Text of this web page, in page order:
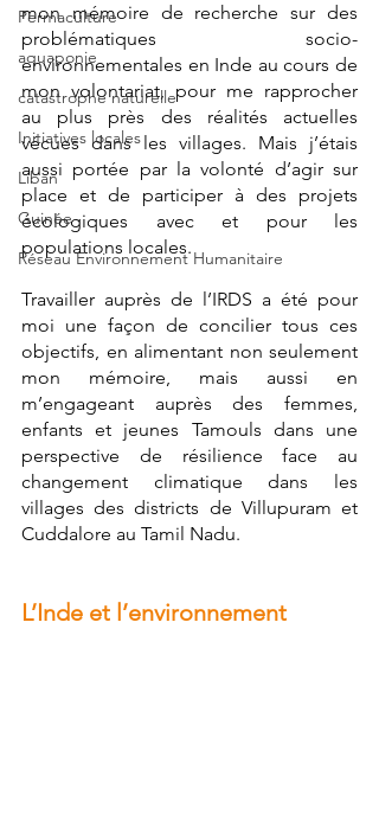
Permaculture
aquaponie
catastrophe naturelle
Initiatives locales
Liban
Guinée
Réseau Environnement Humanitaire
mon mémoire de recherche sur des
problématiques socio-
environnementales en Inde au cours de
mon volontariat, pour me rapprocher
au plus près des réalités actuelles
vécues dans les villages. Mais j’étais
aussi portée par la volonté d’agir sur
place et de participer à des projets
écologiques avec et pour les
populations locales.
Travailler auprès de l’IRDS a été pour
moi une façon de concilier tous ces
objectifs, en alimentant non seulement
mon mémoire, mais aussi en
m’engageant auprès des femmes,
enfants et jeunes Tamouls dans une
perspective de résilience face au
changement climatique dans les
villages des districts de Villupuram et
Cuddalore au Tamil Nadu.
L’Inde et l’environnement